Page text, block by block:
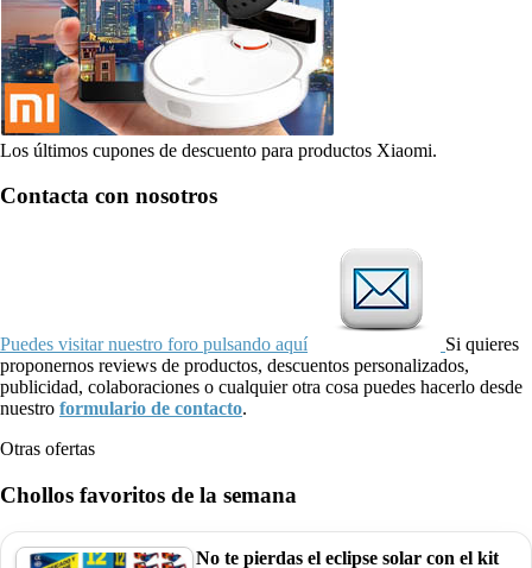
Los últimos cupones de descuento para productos Xiaomi.
Contacta con nosotros
Puedes visitar nuestro foro pulsando aquí
Si quieres
proponernos reviews de productos, descuentos personalizados,
publicidad, colaboraciones o cualquier otra cosa puedes hacerlo desde
nuestro formulario de contacto.
Otras ofertas
Chollos favoritos de la semana
No te pierdas el eclipse solar con el kit